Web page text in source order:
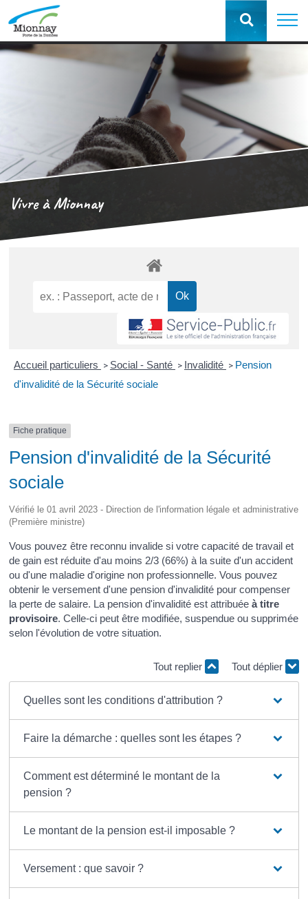
Vivre à Mionnay
Accueil particuliers > Social - Santé > Invalidité > Pension
d'invalidité de la Sécurité sociale
Fiche pratique
Pension d'invalidité de la Sécurité
sociale
Vérifié le 01 avril 2023 - Direction de l'information légale et administrative
(Première ministre)
Vous pouvez être reconnu invalide si votre capacité de travail et
de gain est réduite d'au moins 2/3 (66%) à la suite d'un accident
ou d'une maladie d'origine non professionnelle. Vous pouvez
obtenir le versement d'une pension d'invalidité pour compenser
la perte de salaire. La pension d'invalidité est attribuéeà titre
provisoire. Celle-ci peut être modifiée, suspendue ou supprimée
selon l'évolution de votre situation.
Tout replier Tout déplier
Quelles sont les conditions d'attribution ?
Faire la démarche : quelles sont les étapes ?
Comment est déterminé le montant de la
pension ?
Le montant de la pension est-il imposable ?
Versement : que savoir ?